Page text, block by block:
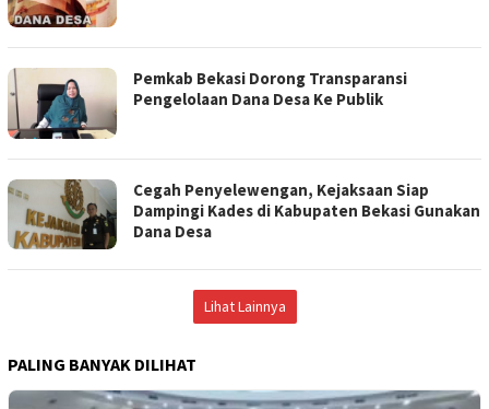
Pemkab Bekasi Dorong Transparansi
Pengelolaan Dana Desa Ke Publik
Cegah Penyelewengan, Kejaksaan Siap
Dampingi Kades di Kabupaten Bekasi Gunakan
Dana Desa
Lihat Lainnya
PALING BANYAK DILIHAT